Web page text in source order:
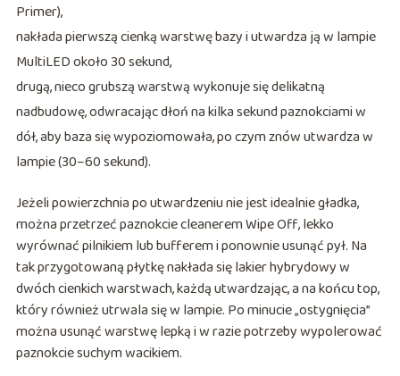
Primer),
nakłada pierwszą cienką warstwę bazy i utwardza ją w lampie
MultiLED około 30 sekund,
drugą, nieco grubszą warstwą wykonuje się delikatną
nadbudowę, odwracając dłoń na kilka sekund paznokciami w
dół, aby baza się wypoziomowała, po czym znów utwardza w
lampie (30–60 sekund).
Jeżeli powierzchnia po utwardzeniu nie jest idealnie gładka,
można przetrzeć paznokcie cleanerem Wipe Off, lekko
wyrównać pilnikiem lub bufferem i ponownie usunąć pył. Na
tak przygotowaną płytkę nakłada się lakier hybrydowy w
dwóch cienkich warstwach, każdą utwardzając, a na końcu top,
który również utrwala się w lampie. Po minucie „ostygnięcia”
można usunąć warstwę lepką i w razie potrzeby wypolerować
paznokcie suchym wacikiem.